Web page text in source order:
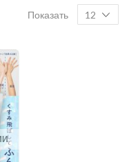
Показать